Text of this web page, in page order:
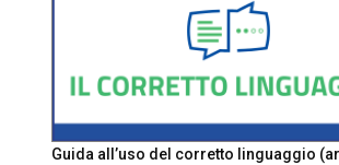
Guida all’uso del corretto linguaggio